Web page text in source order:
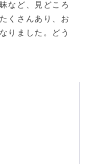
など、見どころ
くさんあり、お
りました。どう